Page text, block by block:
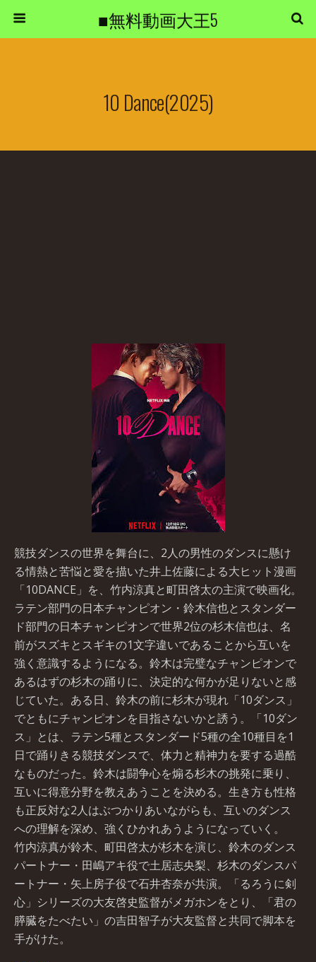
■無料動画大王5
10 Dance(2025)
競技ダンスの世界を舞台に、2人の男性のダンスに懸け
る情熱と苦悩と愛を描いた井上佐藤による大ヒット漫画
「10DANCE」を、竹内涼真と町田啓太の主演で映画化。
ラテン部門の日本チャンピオン・鈴木信也とスタンダー
ド部門の日本チャンピオンで世界2位の杉木信也は、名
前がスズキとスギキの1文字違いであることから互いを
強く意識するようになる。鈴木は完璧なチャンピオンで
あるはずの杉木の踊りに、決定的な何かが足りないと感
じていた。ある日、鈴木の前に杉木が現れ「10ダンス」
でともにチャンピオンを目指さないかと誘う。「10ダン
ス」とは、ラテン5種とスタンダード5種の全10種目を1
日で踊りきる競技ダンスで、体力と精神力を要する過酷
なものだった。鈴木は闘争心を煽る杉木の挑発に乗り、
互いに得意分野を教えあうことを決める。生き方も性格
も正反対な2人はぶつかりあいながらも、互いのダンス
への理解を深め、強くひかれあうようになっていく。
竹内涼真が鈴木、町田啓太が杉木を演じ、鈴木のダンス
パートナー・田嶋アキ役で土居志央梨、杉木のダンスパ
ートナー・矢上房子役で石井杏奈が共演。「るろうに剣
心」シリーズの大友啓史監督がメガホンをとり、「君の
膵臓をたべたい」の吉田智子が大友監督と共同で脚本を
手がけた。